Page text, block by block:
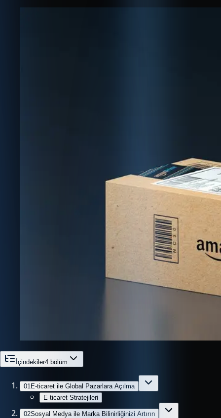
İçindekiler4 bölüm
01 E-ticaret ile Global Pazarlara Açılma
E-ticaret Stratejileri
02Sosyal Medya ile Marka Bilinirliğinizi Artırın